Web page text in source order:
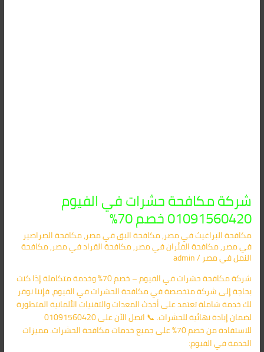
شركة مكافحة حشرات في الفيوم
01091560420 خصم 70%
مكافحة البراغيث​ في مصر,مكافحة البق​ في مصر,مكافحة الصراصير​
في مصر,مكافحة الفئران​ في مصر,مكافحة القراد​ في مصر,مكافحة
النمل​ في مصر/
admin
شركة مكافحة حشرات في الفيوم – خصم 70% وخدمة متكاملة إذا كنت
بحاجة إلى شركة متخصصة في مكافحة الحشرات في الفيوم، فإننا نوفر
لك خدمة شاملة تعتمد على أحدث المعدات والتقنيات الألمانية المتطورة
لضمان إبادة نهائية للحشرات. 📞 اتصل الآن على 01091560420
للاستفادة من خصم 70% على جميع خدمات مكافحة الحشرات. مميزات
الخدمة في الفيوم: